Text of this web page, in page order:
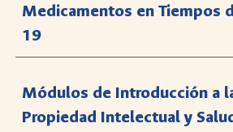
Medicamentos en Tiempos
19
Módulos de Introducción a
Propiedad Intelectual y